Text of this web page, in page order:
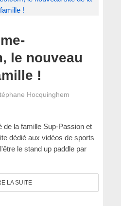
le nouveau
!
Hocquinghem
de la famille Sup-Passion et
dédié aux vidéos de sports
le stand up paddle par
LA SUITE